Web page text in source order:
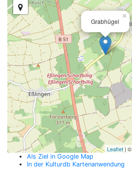
Grabhügel
×
Leaflet | ©
Als Ziel in Google Map
In der Kulturdb Kartenanwendung